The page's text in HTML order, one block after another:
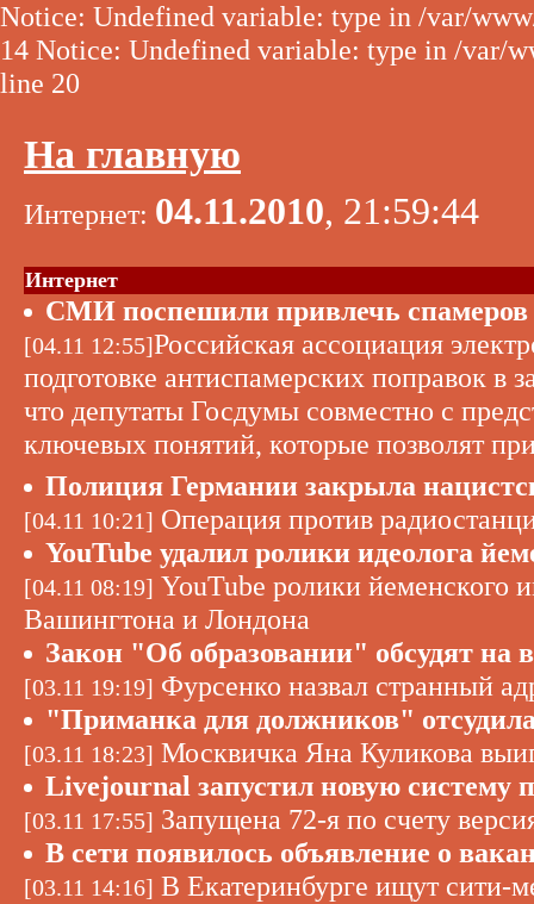
Notice: Undefined variable: type in /var/
14 Notice: Undefined variable: type in /var/
line 20
На главную
Интернет: 04.11.2010, 21:59:44
Интернет
СМИ поспешили привлечь спамеров
[04.11 12:55]Российская ассоциация
подготовке антиспамерских поправок
что депутаты Госдумы совместно с
ключевых понятий, которые позволят
Полиция Германии закрыла
[04.11 10:21] Операция против
YouTube удалил ролики идеолога
[04.11 08:19] YouTube ролики йеменского
Вашингтона и Лондона
Закон "Об образовании" обсудят на
[03.11 19:19] Фурсенко назвал странный
"Приманка для должников"
[03.11 18:23] Москвичка Яна Куликова
Livejournal запустил новую систему
[03.11 17:55] Запущена 72-я по счету
В сети появилось объявление о
[03.11 14:16] В Екатеринбурге ищут сити-